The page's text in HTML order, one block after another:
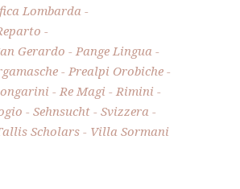
Lombarda
Gerardo
Pange Lingua
Prealpi Orobiche
Re Magi
Rimini
Sehnsucht
Svizzera
Scholars Villa Sormani